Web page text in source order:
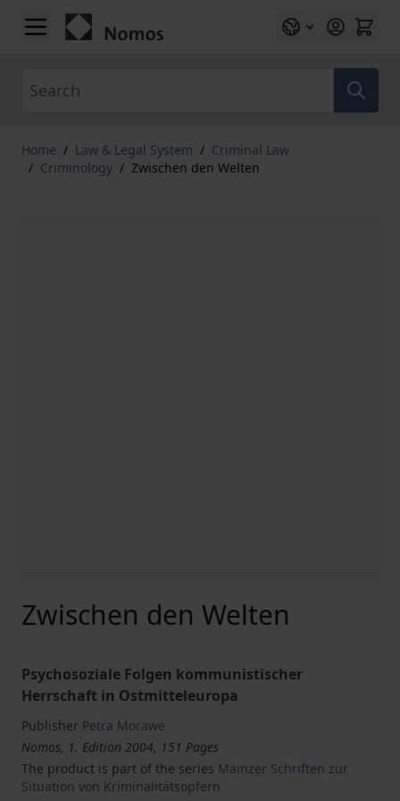
Skip to Content
Home / Law & Legal System / Criminal Law
/ Criminology / Zwischen den Welten
Zwischen den Welten
Psychosoziale Folgen kommunistischer
Herrschaft in Ostmitteleuropa
Publisher Petra Morawe
Nomos, 1. Edition 2004, 151 Pages
The product is part of the series Mainzer Schriften zur
Situation von Kriminalitätsopfern